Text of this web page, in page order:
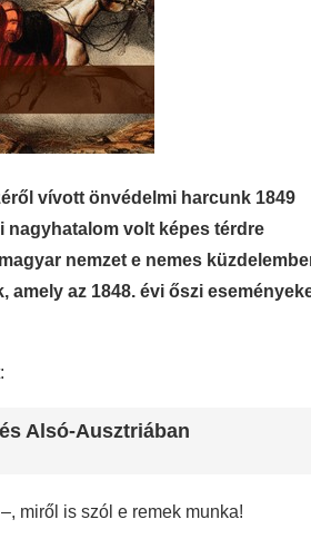
vívott önvédelmi harcunk 1849
nagyhatalom volt képes térdre
nemzet e nemes
az 1848. évi őszi
Alsó-Ausztriában
miről is szól e remek munka!